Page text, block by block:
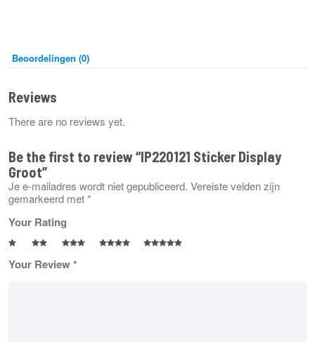
Beoordelingen (0)
Reviews
There are no reviews yet.
Be the first to review “IP220121 Sticker Display
Groot”
Je e-mailadres wordt niet gepubliceerd. Vereiste velden zijn
gemarkeerd met*
Your Rating
Your Review*